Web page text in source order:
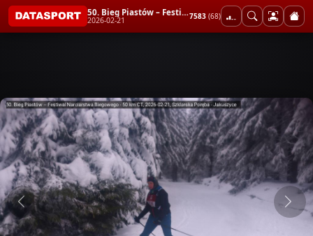
50. Bieg Piastów – Festiwal Narciarstwa Biegowego - 50 km CT
2026-02-21 7583 (68)